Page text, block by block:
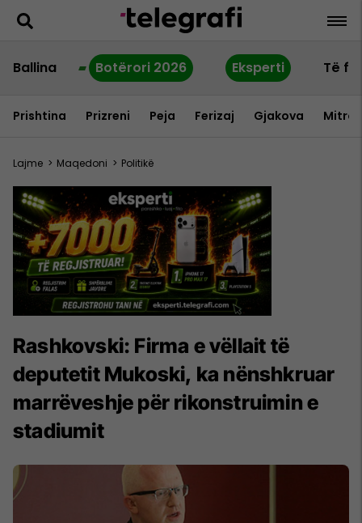
Ballina Botërori 2026 Eksperti Të
Prishtina Prizreni Peja Ferizaj Gjakova
Lajme > Maqedoni > Politikë
Rashkovski: Firma e vëllait të
deputetit Mukoski, ka nënshkruar
marrëveshje për rikonstruimin e
stadiumit